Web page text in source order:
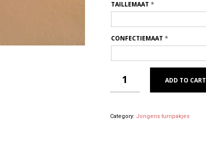
TAILLEMAAT *
CONFECTIEMAAT *
ADD TO CART
Category: Jongens turnpakjes